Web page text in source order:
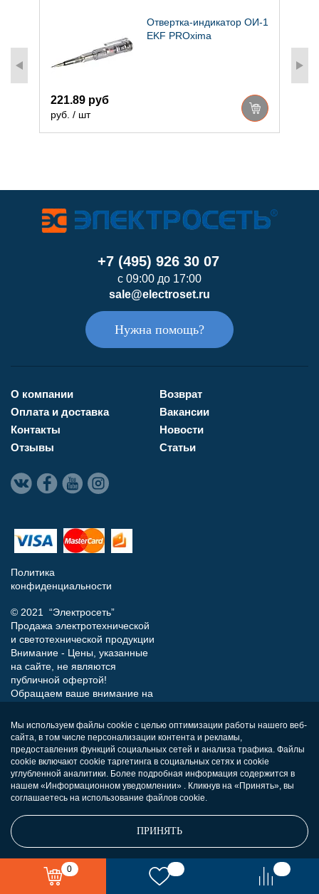
Отвертка-индикатор ОИ-1
EKF PROxima
221.89 руб
руб. / шт
+7 (495) 926 30 07
с 09:00 до 17:00
sale@electroset.ru
Нужна помощь?
О компании
Оплата и доставка
Контакты
Отзывы
Возврат
Вакансии
Новости
Статьи
Политика
конфиденциальности
© 2021 “Электросеть”
Продажа электротехнической
и светотехнической продукции
Внимание - Цены, указанные
на сайте, не являются
публичной офертой!
Обращаем ваше внимание на
носит исключительно
информационный характер и
ни при каких условиях не
является публичной офертой,
определяемой положениями
Статьи 437 (п.2) Гражданского
кодекса РФ.
0
Мы используем файлы cookie с целью оптимизации работы нашего веб-
сайта, в том числе персонализации контента и рекламы,
предоставления функций социальных сетей и анализа трафика. Файлы
cookie включают cookie таргетинга в социальных сетях и cookie
углубленной аналитики. Более подробная информация содержится в
нашем «Информационном уведомлении» . Кликнув на «Принять», вы
соглашаетесь на использование файлов cookie.
ПРИНЯТЬ